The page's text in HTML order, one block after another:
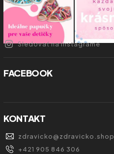
Sledovať na Instagrame
FACEBOOK
KONTAKT
zdravicko@zdravicko.shop
+421 905 846 306